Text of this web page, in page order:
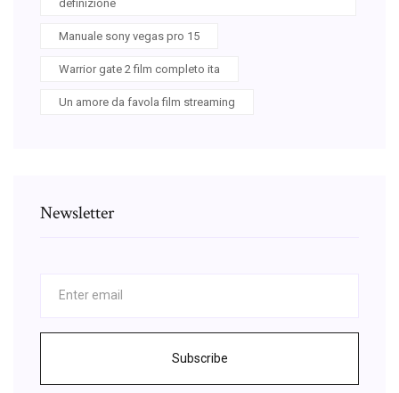
definizione
Manuale sony vegas pro 15
Warrior gate 2 film completo ita
Un amore da favola film streaming
Newsletter
Subscribe